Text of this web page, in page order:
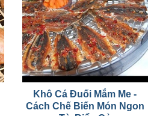
Khô Cá Đuối Mắm Me -
Cách Chế Biến Món Ngon